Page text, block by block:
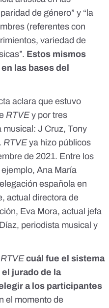
de género” y “la
(referentes con
variedad de
Estos mismos
las bases del
aclara que estuvo
RTVEy por tres
musical: J Cruz, Tony
RTVEya hizo públicos
de 2021. Entre los
Ana María
española en
actual directora de
Eva Mora, actual jefa
periodista musical y
RTVE cuál fue el sistema
jurado de la
a los participantes
el momento de